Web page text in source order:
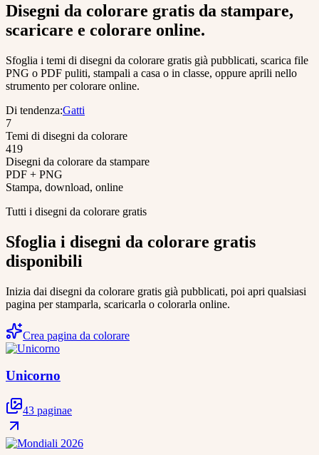
Disegni da colorare gratis da stampare,
scaricare e colorare online.
Sfoglia i temi di disegni da colorare gratis già pubblicati, scarica file
PNG o PDF puliti, stampali a casa o in classe, oppure aprili nello
strumento per colorare online.
Di tendenza:Gatti
7
Temi di disegni da colorare
419
Disegni da colorare da stampare
PDF + PNG
Stampa, download, online
Tutti i disegni da colorare gratis
Sfoglia i disegni da colorare gratis
disponibili
Inizia dai disegni da colorare gratis già pubblicati, poi apri qualsiasi
pagina per stamparla, scaricarla o colorarla online.
Crea pagina da colorare
Unicorno
43 paginae